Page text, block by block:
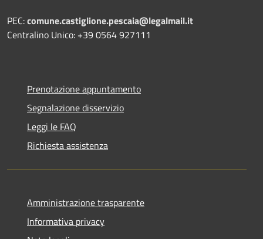
PEC:comune.castiglione.pescaia@legalmail.it
Centralino Unico: +39 0564 927111
Prenotazione appuntamento
Segnalazione disservizio
Leggi le FAQ
Richiesta assistenza
Amministrazione trasparente
Informativa privacy